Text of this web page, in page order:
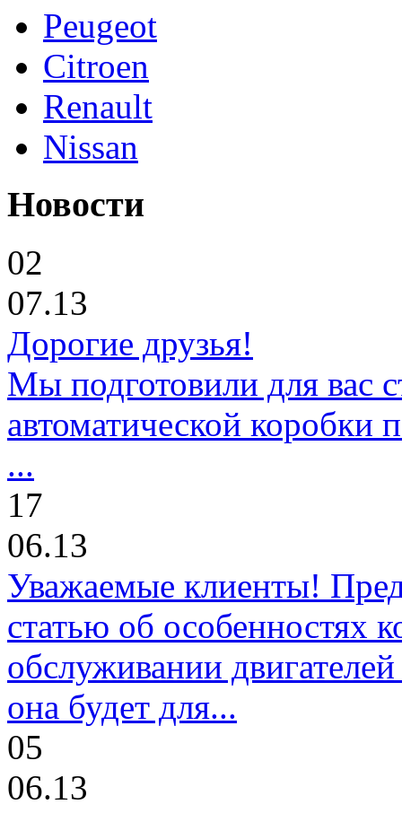
Peugeot
Citroen
Renault
Nissan
Новости
02
07.13
Дорогие друзья!
Мы подготовили для вас
автоматической коробки
...
17
06.13
Уважаемые клиенты!
статью об особенностях
обслуживании
она будет для...
05
06.13